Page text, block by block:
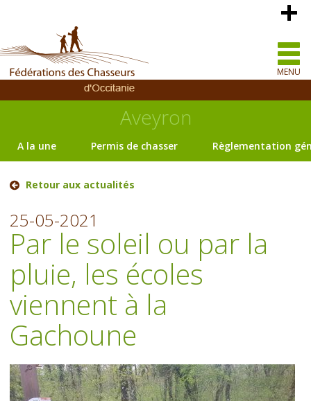
MENU
Aveyron
A la une Permis de chasser Règlementation
Retour aux actualités
25-05-2021
Par le soleil ou par la
pluie, les écoles
viennent à la
Gachoune